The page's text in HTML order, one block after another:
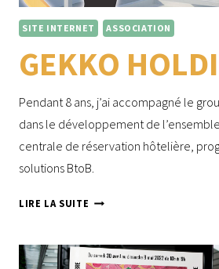
SITE INTERNET ASSOCIATION
GEKKO
Pendant 8 ans, j’ai accompagné le
dans le développement de
centrale de réservation hôtelière,
solutions BtoB.
LIRE LA SUITE GEKKO